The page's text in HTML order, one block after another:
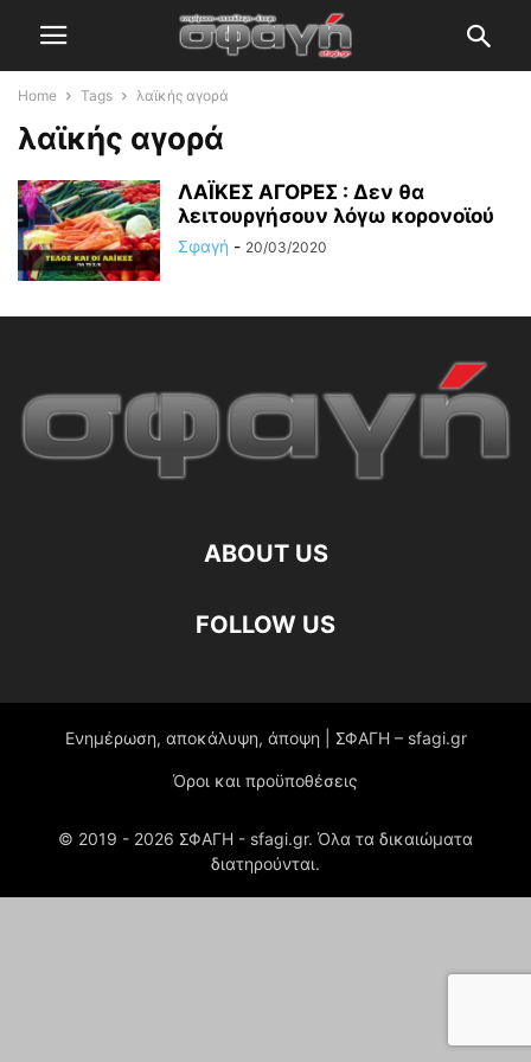
Home Tags λαϊκής αγορά
λαϊκής αγορά
ΛΑΪΚΕΣ ΑΓΟΡΕΣ : Δεν θα
λειτουργήσουν λόγω κορονοϊού
Σφαγή - 20/03/2020
ABOUT US
FOLLOW US
Ενημέρωση, αποκάλυψη, άποψη | ΣΦΑΓΗ – sfagi.gr
Όροι και προϋποθέσεις
© 2019 - 2026 ΣΦΑΓΗ - sfagi.gr. Όλα τα δικαιώματα
διατηρούνται.